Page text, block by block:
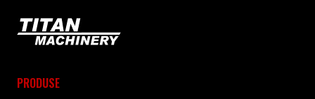
PRODUSE